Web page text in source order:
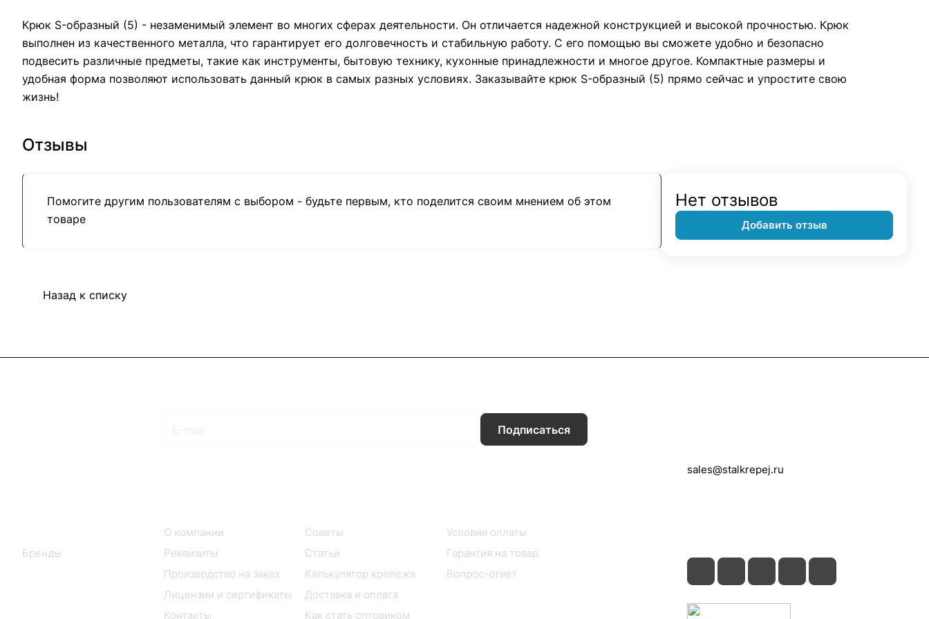
Крюк S-образный (5) - незаменимый элемент во многих сферах деятельности. Он отличается надежной конструкцией и высокой прочностью. Крюк
выполнен из качественного металла, что гарантирует его долговечность и стабильную работу. С его помощью вы сможете удобно и безопасно
подвесить различные предметы, такие как инструменты, бытовую технику, кухонные принадлежности и многое другое. Компактные размеры и
удобная форма позволяют использовать данный крюк в самых разных условиях. Заказывайте крюк S-образный (5) прямо сейчас и упростите свою
жизнь!
Отзывы
Помогите другим пользователям с выбором - будьте первым, кто поделится своим мнением об этом
товаре
Нет отзывов
Добавить отзыв
Назад к списку
Подписаться
Бренды
О компании
Реквизиты
Производство на заказ
Лицензии и сертификаты
Контакты
Советы
Статьи
Калькулятор крепежа
Доставка и оплата
Как стать оптовиком
Условия оплаты
Гарантия на товар
Вопрос-ответ
sales@stalkrepej.ru